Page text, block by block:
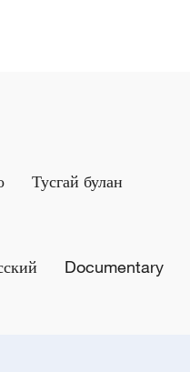
Тусгай булан
Documentary